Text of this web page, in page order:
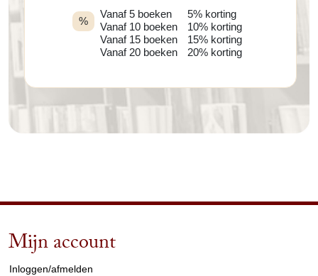
%
Vanaf 5 boeken
Vanaf 10 boeken
Vanaf 15 boeken
Vanaf 20 boeken
5% korting
10% korting
15% korting
20% korting
Mijn account
Inloggen/afmelden